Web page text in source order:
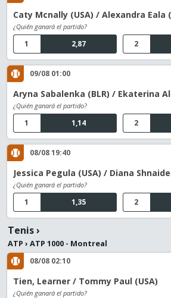
Caty Mcnally (USA) / Alexandra Eala
¿Quién ganará el partido?
2,87
1 2
09/08 01:00
Aryna Sabalenka (BLR) / Ekaterina
¿Quién ganará el partido?
1,14
1 2
08/08 19:40
Jessica Pegula (USA) / Diana
¿Quién ganará el partido?
1,35
1 2
Tenis›
ATP › ATP 1000 - Montreal
08/08 02:10
Tien, Learner / Tommy Paul (USA)
¿Quién ganará el partido?